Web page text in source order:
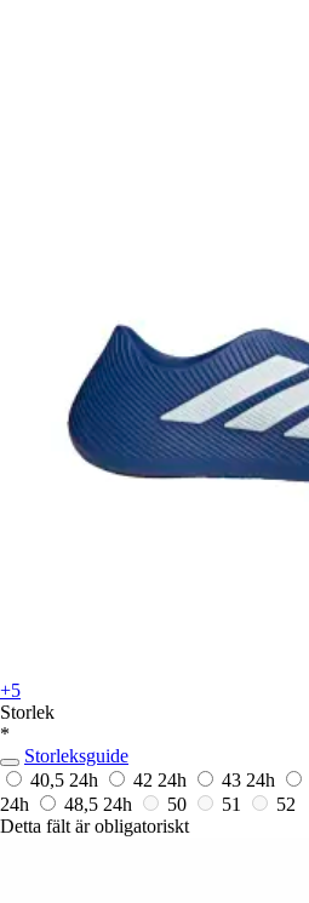
+5
Storlek
*
Storleksguide
40,5 24h 42 24h 43 24h
24h
48,5 24h 50 51
52
Detta fält är obligatoriskt